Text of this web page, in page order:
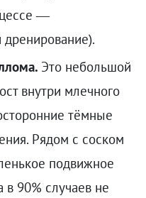
—
дренирование).
Это небольшой
внутри млечного
тёмные
Рядом с соском
подвижное
90% случаев не